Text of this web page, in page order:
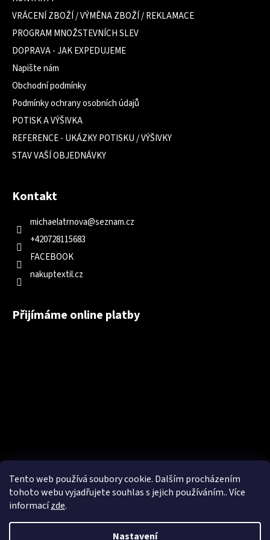
Tento web používá soubory cookie. Dalším procházením
tohoto webu vyjadřujete souhlas s jejich používáním.. Více
informacízde.
Nastavení
VRÁCENÍ ZBOŽÍ / VÝMĚNA ZBOŽÍ / REKLAMACE
PROGRAM MNOŽSTEVNÍCH SLEV
DOPRAVA - JAK EXPEDUJEME
Napište nám
Obchodní podmínky
Podmínky ochrany osobních údajů
POTISK A VÝŠIVKA
REFERENCE - UKÁZKY POTISKU / VÝŠIVKY
STAV VAŠÍ OBJEDNÁVKY
Kontakt
michaelatrnova@seznam.cz
+420728115683
FACEBOOK
nakuptextil.cz
Přijímáme online platby